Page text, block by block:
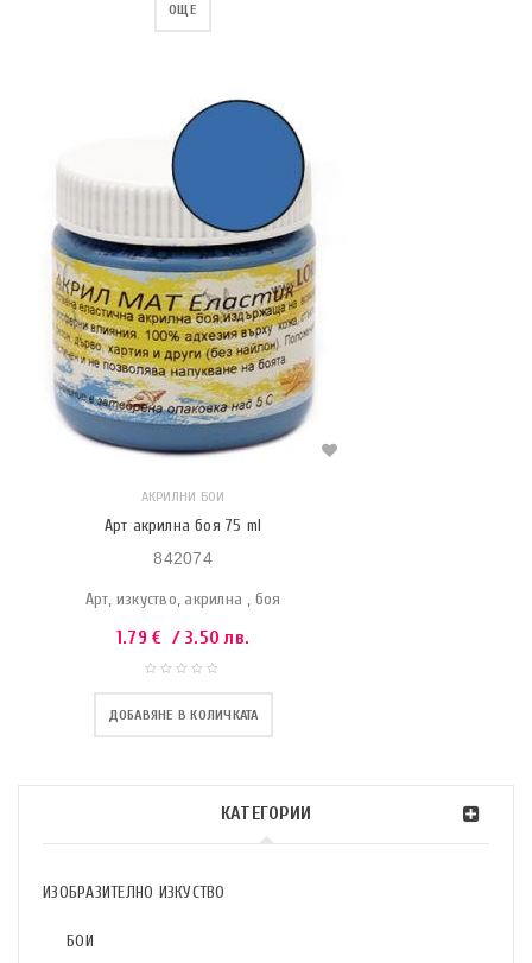
КАТЕГОРИИ
ИЗОБРАЗИТЕЛНО ИЗКУСТВО
БОИ
ОЩЕ
АКРИЛНИ БОИ
Арт акрилна боя 75 ml
842074
Арт, изкуство, акрилна , боя
1.79€ / 3.50 лв.
ДОБАВЯНЕ В КОЛИЧКАТА